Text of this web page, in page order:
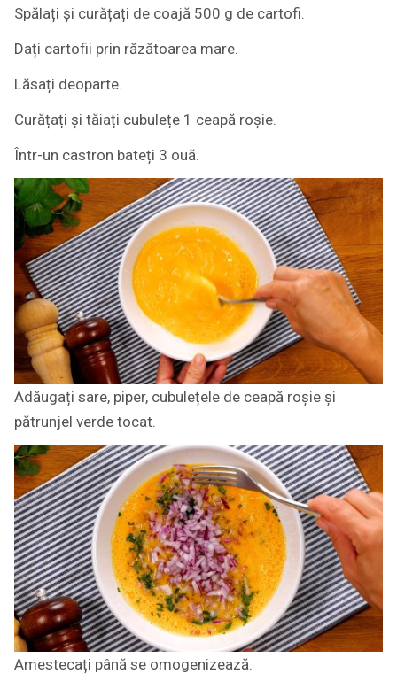
Spălați și curățați de coajă 500 g de cartofi.
Dați cartofii prin răzătoarea mare.
Lăsați deoparte.
Curățați și tăiați cubulețe 1 ceapă roșie.
Într-un castron bateți 3 ouă.
Adăugați sare, piper, cubulețele de ceapă roșie și
pătrunjel verde tocat.
Amestecați până se omogenizează.